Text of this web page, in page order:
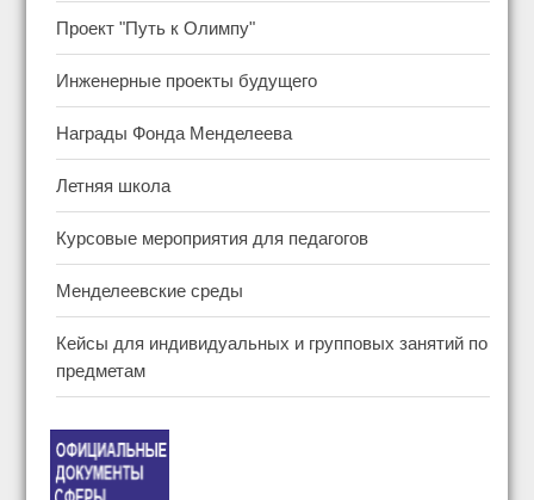
Проект "Путь к Олимпу"
Инженерные проекты будущего
Награды Фонда Менделеева
Летняя школа
Курсовые мероприятия для педагогов
Менделеевские среды
Кейсы для индивидуальных и групповых занятий по
предметам